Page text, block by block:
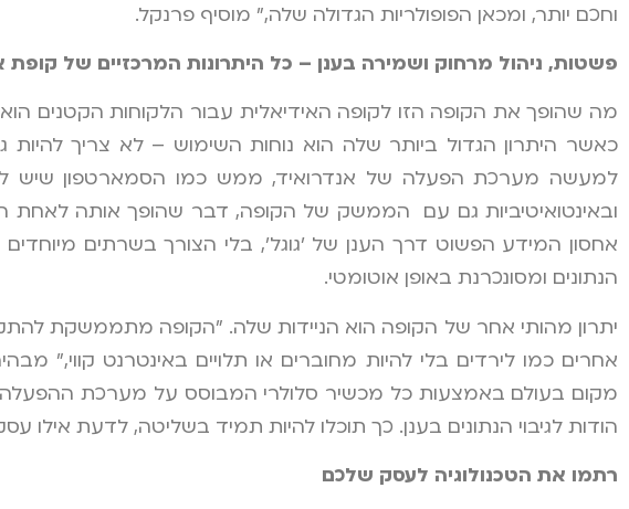
וחכם יותר, ומכאן הפופולריות הגדולה שלה," מוסיף פרנקל.
פשטות, ניהול מרחוק ושמירה בענן – כל היתרונות המרכזיים של קופת
מה שהופך את הקופה הזו לקופה האידיאלית עבור הלקוחות הקטנים
כאשר היתרון הגדול ביותר שלה הוא נוחות השימוש – לא צריך
למעשה מערכת הפעלה של אנדרואיד, ממש כמו הסמארטפון שיש
ובאינטואיטיביות גם עם הממשק של הקופה, דבר שהופך אותה לאחת
אחסון המידע הפשוט דרך הענן של 'גוגל', בלי הצורך בשרתים
הנתונים ומסונכרנת באופן אוטומטי.
אחרים כמו לירדים בלי להיות מחוברים או תלויים באינטרנט קווי,"
מקום בעולם באמצעות כל מכשיר סלולרי המבוסס על מערכת
הודות לגיבוי הנתונים בענן. כך תוכלו להיות תמיד בשליטה, לדעת
רתמו את הטכנולוגיה לעסק שלכם